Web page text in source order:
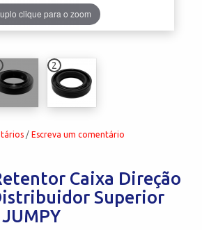
2
clique para o zoom
/ Escreva um comentário
Caixa Direção
Superior
JUMPY